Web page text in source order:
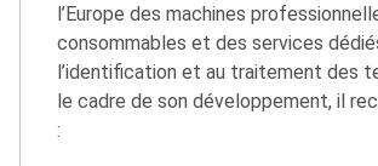
l’Europe des machines
consommables et des services
l’identification et au traitement des
le cadre de son développement, il
: